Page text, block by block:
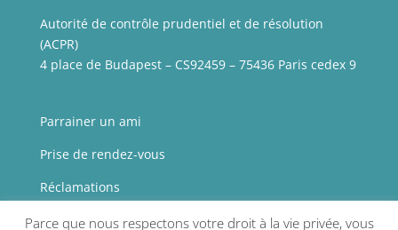
Autorité de contrôle prudentiel et de résolution
(ACPR)
4 place de Budapest – CS92459 – 75436 Paris cedex 9
Parrainer un ami
Prise de rendez-vous
Réclamations
Presse
Parce que nous respectons votre droit à la vie privée, vous